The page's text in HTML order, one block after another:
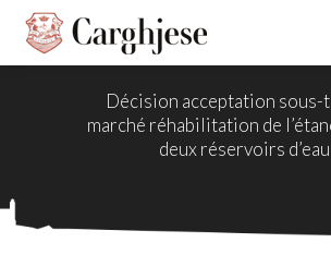
Décision acceptation
marché réhabilitation de
deux réservoirs d’eau